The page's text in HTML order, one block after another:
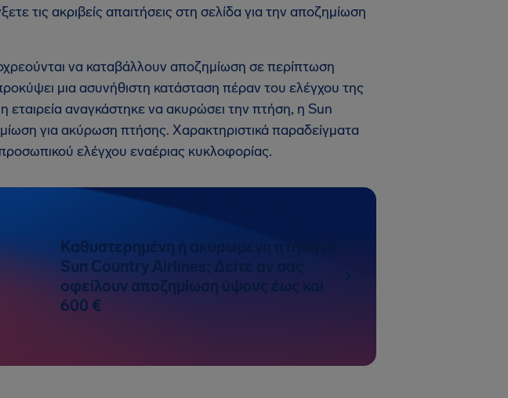
τις ακριβείς απαιτήσεις στη σελίδα για την αποζημίωση
να καταβάλλουν αποζημίωση σε περίπτωση
μια ασυνήθιστη κατάσταση πέραν του ελέγχου της
εταιρεία αναγκάστηκε να ακυρώσει την πτήση, η Sun
για ακύρωση πτήσης. Χαρακτηριστικά παραδείγματα
ελέγχου εναέριας κυκλοφορίας.
Καθυστερημένη ή ακυρωμένη πτήση με
Sun Country Airlines; Δείτε αν σας
οφείλουν αποζημίωση ύψους έως και
600 €